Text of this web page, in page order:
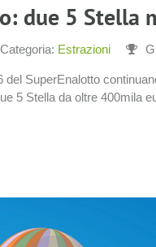
due 5 Stella
Categoria: Estrazioni
del SuperEnalotto
5 Stella da oltre 400mila